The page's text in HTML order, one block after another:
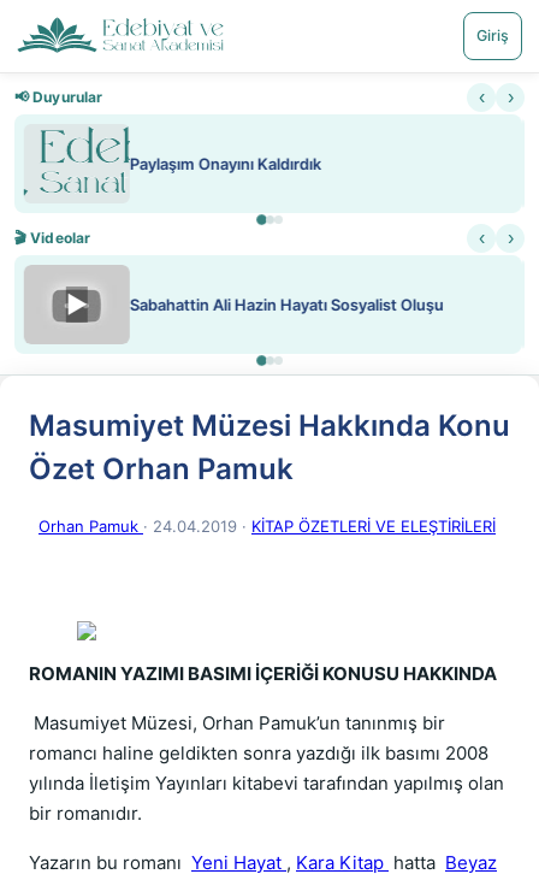
Giriş
📢 Duyurular ‹ ›
Nadir içeriklere kısıtlama ve kredi sistemi getirildi
🎬 Videolar ‹ ›
▶ ATEŞ YAKMAK KONU ÖZET J. LONDON
Masumiyet Müzesi Hakkında Konu
Özet Orhan Pamuk
Orhan Pamuk · 24.04.2019 · KİTAP ÖZETLERİ VE ELEŞTİRİLERİ
ROMANIN YAZIMI BASIMI İÇERİĞİ KONUSU HAKKINDA
Masumiyet Müzesi, Orhan Pamuk’un tanınmış bir
romancı haline geldikten sonra yazdığı ilk basımı 2008
yılında İletişim Yayınları kitabevi tarafından yapılmış olan
bir romanıdır.
Yazarın bu romanı Yeni Hayat , Kara Kitap hatta Beyaz